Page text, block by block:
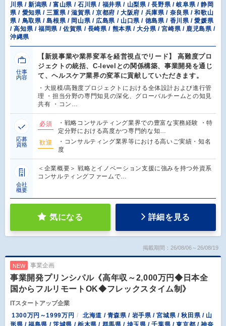
川県 / 新潟県 / 富山県 / 石川県 / 福井県 / 山梨県 / 長野県 / 岐阜県 / 静岡
県 / 愛知県 / 三重県 / 滋賀県 / 京都府 / 大阪府 / 兵庫県 / 奈良県 / 和歌山
県 / 鳥取県 / 島根県 / 岡山県 / 広島県 / 山口県 / 徳島県 / 香川県 / 愛媛県
/ 高知県 / 福岡県 / 佐賀県 / 長崎県 / 熊本県 / 大分県 / 宮崎県 / 鹿児島県 /
沖縄県
仕事
内容
【新規事業や業界変革を経営視点でリード】 高難度プロ
ジェクトの統括、C-levelとの関係構築、事業開発を通じ
て、ヘルスケア業界の変革に貢献していただきます。
・大規模/高難度プロジェクトにおける全体設計および進行管
理 ・担当分野の専門知見の深化、グローバルチームとの知見
共有 ・コン…
応募
資格
必須
・戦略コンサルティング業界での豊富な実務経験 ・特
定分野における高度かつ専門的な知…
歓迎
・コンサルティング業界等における高いご実績・知名
度
会社
概要
＜企業概要＞ 戦略とイノベーション支援に強みを持つ外資系
コンサルティングファームで…
気になる 詳細を見る
掲載期間：26/08/06～26/08/19
NEW 事業企画
事業開発プリンシパル《高年収～2,000万円◆日本全
国からフルリモートOK◆フレックスタイム制》
ITスタートアップ企業
1300万円～1999万円
北海道 / 青森県 / 岩手県 / 宮城県 / 秋田県 / 山
形県 / 福島県 / 茨城県 / 栃木県 / 群馬県 / 埼玉県 / 千葉県 / 東京都 / 神奈